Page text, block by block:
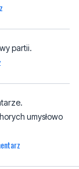
partii.
umysłowo